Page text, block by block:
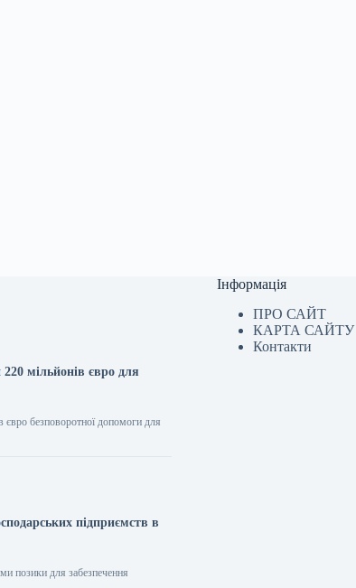
мільйонів євро для
євро безповоротної допомоги для
підприємств в
позики для забезпечення
Інформація
ПРО САЙТ
КАРТА САЙТУ
Контакти